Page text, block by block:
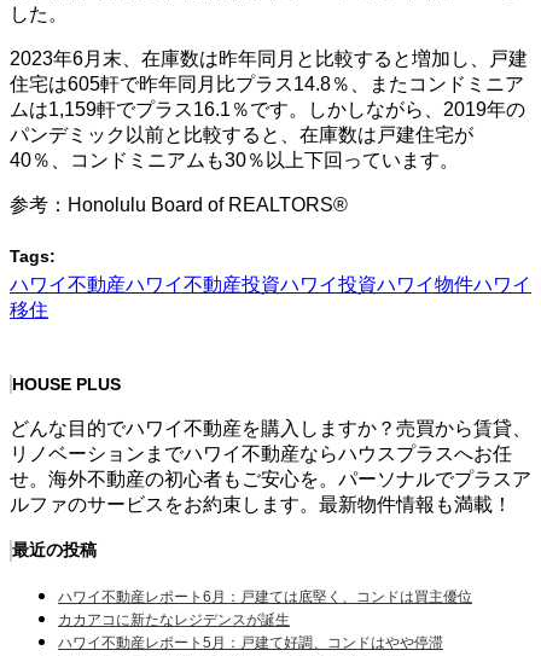
した。
2023年6月末、在庫数は昨年同月と比較すると増加し、戸建
住宅は605軒で昨年同月比プラス14.8％、またコンドミニア
ムは1,159軒でプラス16.1％です。しかしながら、2019年の
パンデミック以前と比較すると、在庫数は戸建住宅が
40％、コンドミニアムも30％以上下回っています。
参考：Honolulu Board of REALTORS®
Tags:
ハワイ不動産ハワイ不動産投資ハワイ投資ハワイ物件ハワイ
移住
HOUSE PLUS
どんな目的でハワイ不動産を購入しますか？売買から賃貸、
リノベーションまでハワイ不動産ならハウスプラスへお任
せ。海外不動産の初心者もご安心を。パーソナルでプラスア
ルファのサービスをお約束します。最新物件情報も満載！
最近の投稿
ハワイ不動産レポート6月：戸建ては底堅く、コンドは買主優位
カカアコに新たなレジデンスが誕生
ハワイ不動産レポート5月：戸建て好調、コンドはやや停滞